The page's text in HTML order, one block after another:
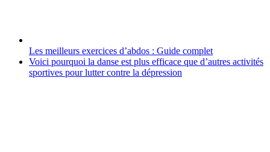
Les meilleurs exercices d’abdos : Guide complet
Voici pourquoi la danse est plus efficace que d’autres activités
sportives pour lutter contre la dépression